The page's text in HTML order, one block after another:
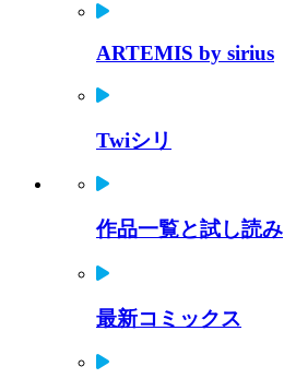
ARTEMIS by sirius
Twiシリ
作品一覧と試し読み
最新コミックス